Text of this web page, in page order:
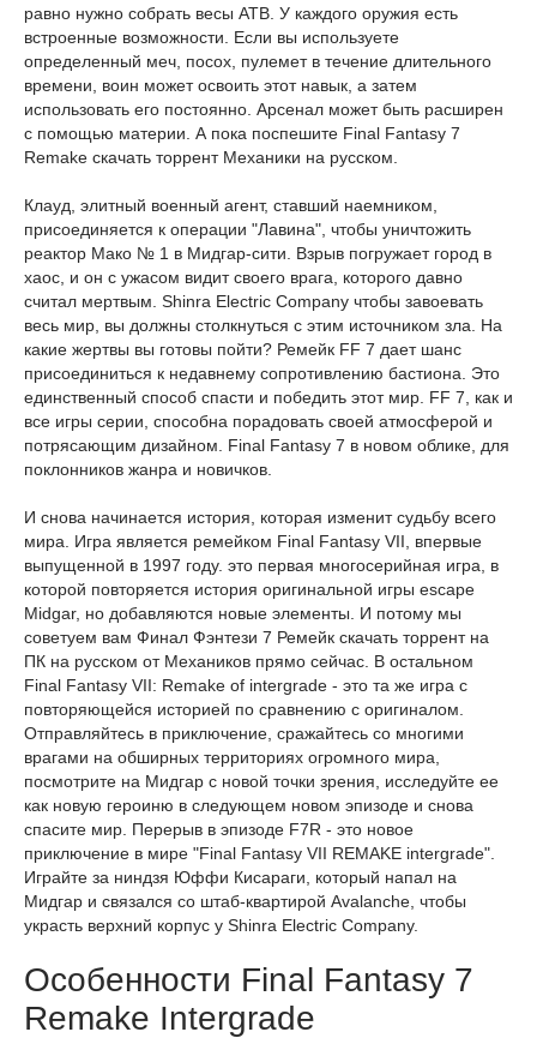
равно нужно собрать весы ATB. У каждого оружия есть
встроенные возможности. Если вы используете
определенный меч, посох, пулемет в течение длительного
времени, воин может освоить этот навык, а затем
использовать его постоянно. Арсенал может быть расширен
с помощью материи. А пока поспешите Final Fantasy 7
Remake скачать торрент Механики на русском.
Клауд, элитный военный агент, ставший наемником,
присоединяется к операции "Лавина", чтобы уничтожить
реактор Мако № 1 в Мидгар-сити. Взрыв погружает город в
хаос, и он с ужасом видит своего врага, которого давно
считал мертвым. Shinra Electric Company чтобы завоевать
весь мир, вы должны столкнуться с этим источником зла. На
какие жертвы вы готовы пойти? Ремейк FF 7 дает шанс
присоединиться к недавнему сопротивлению бастиона. Это
единственный способ спасти и победить этот мир. FF 7, как и
все игры серии, способна порадовать своей атмосферой и
потрясающим дизайном. Final Fantasy 7 в новом облике, для
поклонников жанра и новичков.
И снова начинается история, которая изменит судьбу всего
мира. Игра является ремейком Final Fantasy VII, впервые
выпущенной в 1997 году. это первая многосерийная игра, в
которой повторяется история оригинальной игры escape
Midgar, но добавляются новые элементы. И потому мы
советуем вам Финал Фэнтези 7 Ремейк скачать торрент на
ПК на русском от Механиков прямо сейчас. В остальном
Final Fantasy VII: Remake of intergrade - это та же игра с
повторяющейся историей по сравнению с оригиналом.
Отправляйтесь в приключение, сражайтесь со многими
врагами на обширных территориях огромного мира,
посмотрите на Мидгар с новой точки зрения, исследуйте ее
как новую героиню в следующем новом эпизоде и снова
спасите мир. Перерыв в эпизоде F7R - это новое
приключение в мире "Final Fantasy VII REMAKE intergrade".
Играйте за ниндзя Юффи Кисараги, который напал на
Мидгар и связался со штаб-квартирой Avalanche, чтобы
украсть верхний корпус у Shinra Electric Company.
Особенности Final Fantasy 7
Remake Intergrade